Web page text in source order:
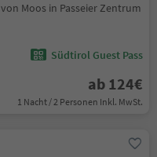
von Moos in Passeier Zentrum
Südtirol Guest Pass
ab 124€
1 Nacht / 2 Personen Inkl. MwSt.